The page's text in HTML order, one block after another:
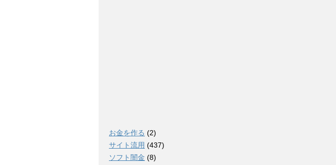
お金を作る (2)
サイト流用 (437)
ソフト闇金 (8)